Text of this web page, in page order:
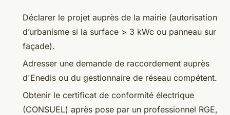
Déclarer le projet auprès de la mairie (autorisation
d’urbanisme si la surface > 3 kWc ou panneau sur
façade).
Adresser une demande de raccordement auprès
d'Enedis ou du gestionnaire de réseau compétent.
Obtenir le certificat de conformité électrique
(CONSUEL) après pose par un professionnel RGE,